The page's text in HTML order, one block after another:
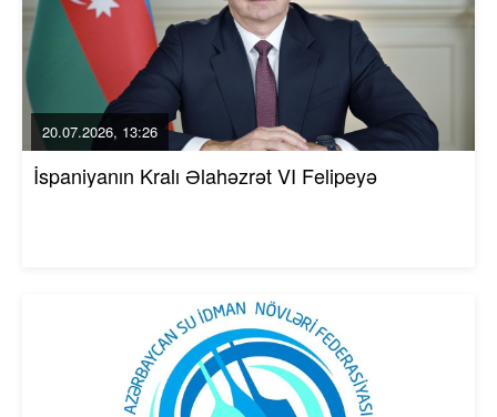
20.07.2026, 13:26
İspaniyanın Kralı Əlahəzrət VI Felipeyə